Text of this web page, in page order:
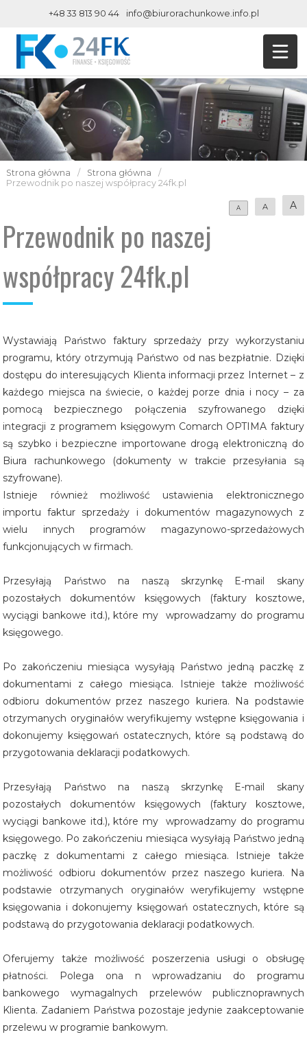
+48 33 813 90 44 info@biurorachunkowe.info.pl
Strona główna / Strona główna
/
Przewodnik po naszej współpracy 24fk.pl
A A A
Przewodnik po naszej
współpracy 24fk.pl
Wystawiają Państwo faktury sprzedaży przy wykorzystaniu
programu, który otrzymują Państwo od nas bezpłatnie. Dzięki
dostępu do interesujących Klienta informacji przez Internet – z
każdego miejsca na świecie, o każdej porze dnia i nocy – za
pomocą bezpiecznego połączenia szyfrowanego dzięki
integracji z programem księgowym Comarch OPTIMA faktury
są szybko i bezpieczne importowane drogą elektroniczną do
Biura rachunkowego (dokumenty w trakcie przesyłania są
szyfrowane).
Istnieje również możliwość ustawienia elektronicznego
importu faktur sprzedaży i dokumentów magazynowych z
wielu innych programów magazynowo-sprzedażowych
funkcjonujących w firmach.
Przesyłają Państwo na naszą skrzynkę E-mail skany
pozostałych dokumentów księgowych (faktury kosztowe,
wyciągi bankowe itd.), które my wprowadzamy do programu
księgowego.
Po zakończeniu miesiąca wysyłają Państwo jedną paczkę z
dokumentami z całego miesiąca. Istnieje także możliwość
odbioru dokumentów przez naszego kuriera. Na podstawie
otrzymanych oryginałów weryfikujemy wstępne księgowania i
dokonujemy księgowań ostatecznych, które są podstawą do
przygotowania deklaracji podatkowych.
Przesyłają Państwo na naszą skrzynkę E-mail skany
pozostałych dokumentów księgowych (faktury kosztowe,
wyciągi bankowe itd.), które my wprowadzamy do programu
księgowego. Po zakończeniu miesiąca wysyłają Państwo jedną
paczkę z dokumentami z całego miesiąca. Istnieje także
możliwość odbioru dokumentów przez naszego kuriera. Na
podstawie otrzymanych oryginałów weryfikujemy wstępne
księgowania i dokonujemy księgowań ostatecznych, które są
podstawą do przygotowania deklaracji podatkowych.
Oferujemy także możliwość poszerzenia usługi o obsługę
płatności. Polega ona n wprowadzaniu do programu
bankowego wymagalnych przelewów publicznoprawnych
Klienta. Zadaniem Państwa pozostaje jedynie zaakceptowanie
przelewu w programie bankowym.